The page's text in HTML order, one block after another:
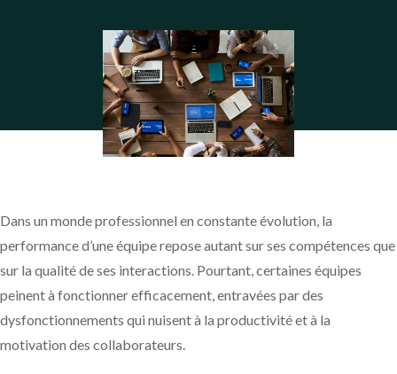
Dans un monde professionnel en constante évolution, la
performance d’une équipe repose autant sur ses compétences que
sur la qualité de ses interactions. Pourtant, certaines équipes
peinent à fonctionner efficacement, entravées par des
dysfonctionnements qui nuisent à la productivité et à la
motivation des collaborateurs.